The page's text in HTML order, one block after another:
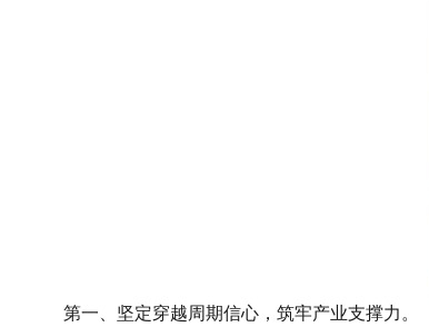
第一、坚定穿越周期信心，筑牢产业支撑力。